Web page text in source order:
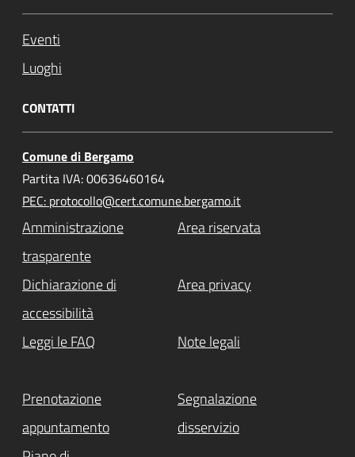
Eventi
Luoghi
CONTATTI
Comune di Bergamo
Partita IVA: 00636460164
PEC: protocollo@cert.comune.bergamo.it
Amministrazione
trasparente
Area riservata
Dichiarazione di
accessibilità
Area privacy
Leggi le FAQ Note legali
Prenotazione
appuntamento
Segnalazione
disservizio